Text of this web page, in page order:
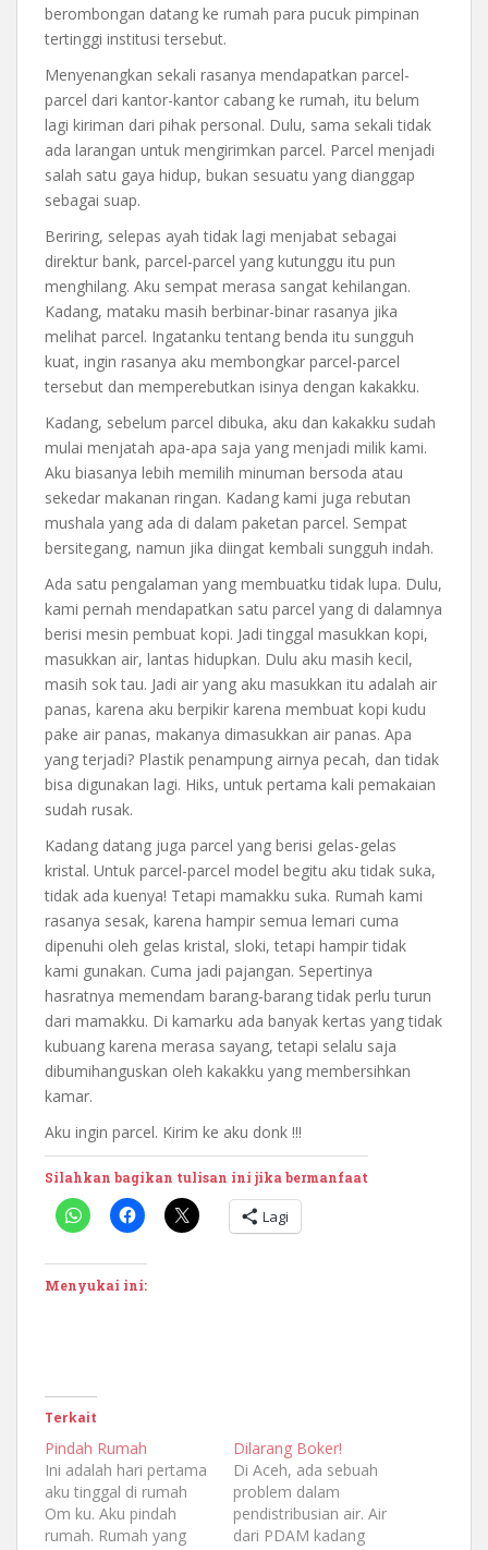
berombongan datang ke rumah para pucuk pimpinan
tertinggi institusi tersebut.
Menyenangkan sekali rasanya mendapatkan parcel-
parcel dari kantor-kantor cabang ke rumah, itu belum
lagi kiriman dari pihak personal. Dulu, sama sekali tidak
ada larangan untuk mengirimkan parcel. Parcel menjadi
salah satu gaya hidup, bukan sesuatu yang dianggap
sebagai suap.
Beriring, selepas ayah tidak lagi menjabat sebagai
direktur bank, parcel-parcel yang kutunggu itu pun
menghilang. Aku sempat merasa sangat kehilangan.
Kadang, mataku masih berbinar-binar rasanya jika
melihat parcel. Ingatanku tentang benda itu sungguh
kuat, ingin rasanya aku membongkar parcel-parcel
tersebut dan memperebutkan isinya dengan kakakku.
Kadang, sebelum parcel dibuka, aku dan kakakku sudah
mulai menjatah apa-apa saja yang menjadi milik kami.
Aku biasanya lebih memilih minuman bersoda atau
sekedar makanan ringan. Kadang kami juga rebutan
mushala yang ada di dalam paketan parcel. Sempat
bersitegang, namun jika diingat kembali sungguh indah.
Ada satu pengalaman yang membuatku tidak lupa. Dulu,
kami pernah mendapatkan satu parcel yang di dalamnya
berisi mesin pembuat kopi. Jadi tinggal masukkan kopi,
masukkan air, lantas hidupkan. Dulu aku masih kecil,
masih sok tau. Jadi air yang aku masukkan itu adalah air
panas, karena aku berpikir karena membuat kopi kudu
pake air panas, makanya dimasukkan air panas. Apa
yang terjadi? Plastik penampung airnya pecah, dan tidak
bisa digunakan lagi. Hiks, untuk pertama kali pemakaian
sudah rusak.
Kadang datang juga parcel yang berisi gelas-gelas
kristal. Untuk parcel-parcel model begitu aku tidak suka,
tidak ada kuenya! Tetapi mamakku suka. Rumah kami
rasanya sesak, karena hampir semua lemari cuma
dipenuhi oleh gelas kristal, sloki, tetapi hampir tidak
kami gunakan. Cuma jadi pajangan. Sepertinya
hasratnya memendam barang-barang tidak perlu turun
dari mamakku. Di kamarku ada banyak kertas yang tidak
kubuang karena merasa sayang, tetapi selalu saja
dibumihanguskan oleh kakakku yang membersihkan
kamar.
Aku ingin parcel. Kirim ke aku donk !!!
Silahkan bagikan tulisan ini jika bermanfaat
Lagi
Menyukai ini:
Terkait
Pindah Rumah
Ini adalah hari pertama
aku tinggal di rumah
Om ku. Aku pindah
rumah. Rumah yang
Dilarang Boker!
Di Aceh, ada sebuah
problem dalam
pendistribusian air. Air
dari PDAM kadang